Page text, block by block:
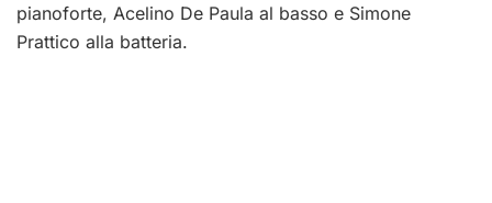
pianoforte, Acelino De Paula al basso e Simone
Prattico alla batteria.